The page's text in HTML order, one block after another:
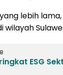
lebih
ESG